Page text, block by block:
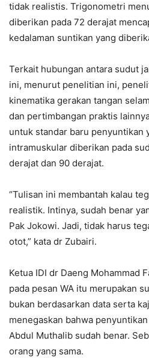
tidak realistis. Trigonometri
diberikan pada 72 derajat
kedalaman suntikan yang
Terkait hubungan antara sudut
ini, menurut penelitian ini,
kinematika gerakan tangan
dan pertimbangan praktis
untuk standar baru penyuntikan
intramuskular diberikan pada
derajat dan 90 derajat.
“Tulisan ini membantah kalau
realistik. Intinya, sudah benar
Pak Jokowi. Jadi, tidak harus
otot,” kata dr Zubairi.
Ketua IDI dr Daeng Mohammad
pada pesan WA itu merupakan
bukan berdasarkan data serta
menegaskan bahwa
Abdul Muthalib sudah benar.
orang yang sama.